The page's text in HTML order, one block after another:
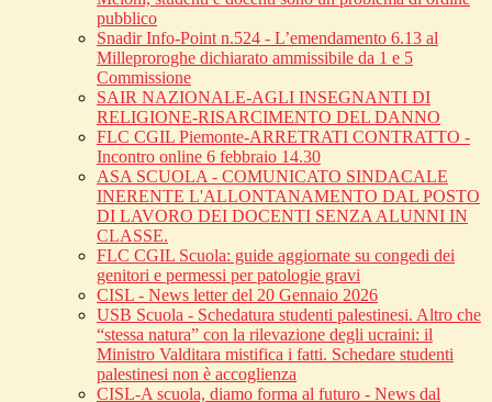
pubblico
Snadir Info-Point n.524 - L’emendamento 6.13 al
Milleproroghe dichiarato ammissibile da 1 e 5
Commissione
SAIR NAZIONALE-AGLI INSEGNANTI DI
RELIGIONE-RISARCIMENTO DEL DANNO
FLC CGIL Piemonte-ARRETRATI CONTRATTO -
Incontro online 6 febbraio 14.30
ASA SCUOLA - COMUNICATO SINDACALE
INERENTE L'ALLONTANAMENTO DAL POSTO
DI LAVORO DEI DOCENTI SENZA ALUNNI IN
CLASSE.
FLC CGIL Scuola: guide aggiornate su congedi dei
genitori e permessi per patologie gravi
CISL - News letter del 20 Gennaio 2026
USB Scuola - Schedatura studenti palestinesi. Altro che
“stessa natura” con la rilevazione degli ucraini: il
Ministro Valditara mistifica i fatti. Schedare studenti
palestinesi non è accoglienza
CISL-A scuola, diamo forma al futuro - News dal